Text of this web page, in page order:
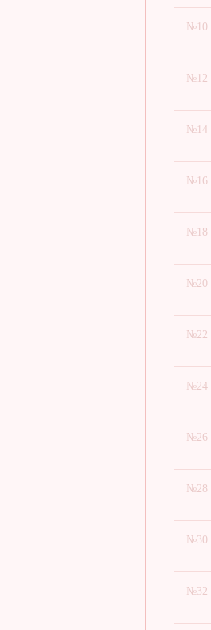
№10
№12
№14
№16
№18
№20
№22
№24
№26
№28
№30
№32